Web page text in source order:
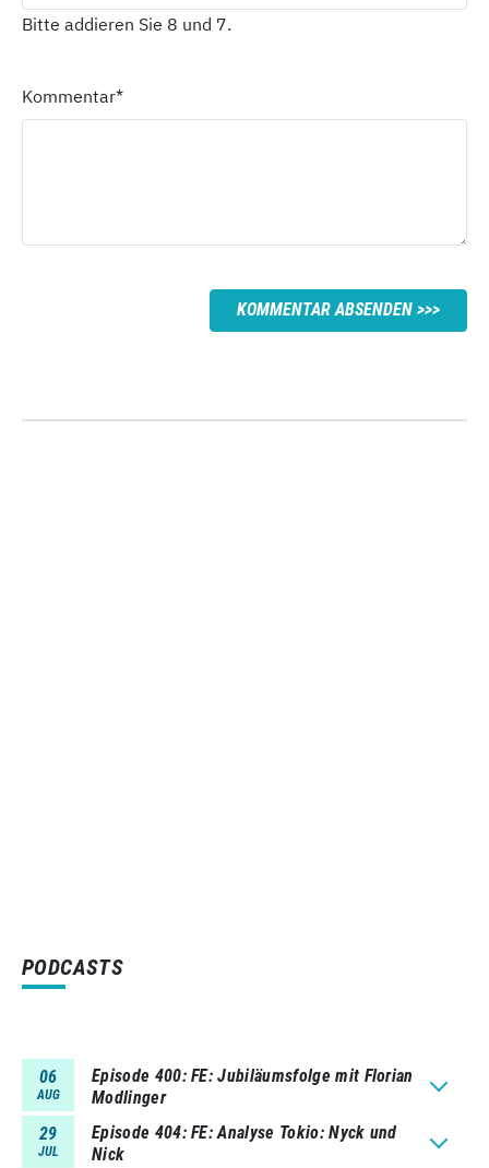
Bitte addieren Sie 8 und 7.
Kommentar*
KOMMENTAR ABSENDEN
PODCASTS
06
AUG
Episode 400 FE: Jubiläumsfolge mit Florian
Modlinger
29
JUL
Episode 404 FE: Analyse Tokio: Nyck und
Nick